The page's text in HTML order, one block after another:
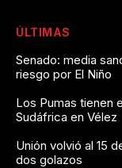
ÚLTIMAS
Senado: media
riesgo por El Niño
Los Pumas tienen
Sudáfrica en Vélez
Unión volvió al 15
dos golazos